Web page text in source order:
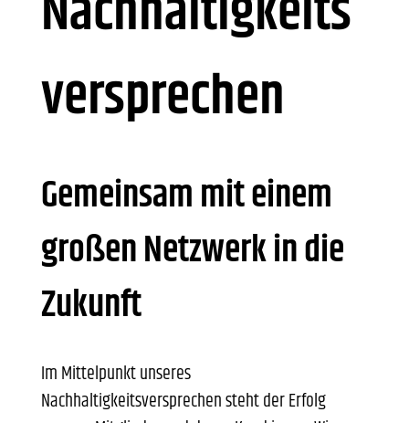
versprechen
Gemeinsam mit einem
großen Netzwerk in die
Zukunft
Im Mittelpunkt unseres
Nachhaltigkeitsversprechen steht der Erfolg